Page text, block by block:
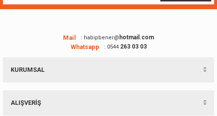
Ürün fiyatı diğer sitelerden daha pahalı.
Bu ürüne benzer farklı alternatifler olmalı.
Mail : habipbener@ hotmail.com
Whatsapp : 0544263 03 03
KURUMSAL
ALIŞVERİŞ